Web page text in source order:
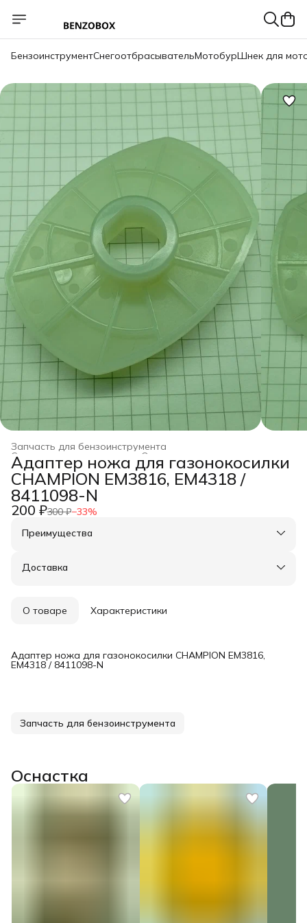
БензоинструментСнегоотбрасывательМотобурШнек для
Запчасть для бензоинструмента
Оснастка для инструмента
Строительство и ремонт
Главная ›
Адаптер ножа для газонокосилки
CHAMPION EM3816, EM4318 /
8411098-N
200 ₽300 ₽−33%
Преимущества
Оплата частями в Сплит
Удобный возврат
Доставка
О товаре Характеристики
Адаптер ножа для газонокосилки CHAMPION EM3816,
EM4318 / 8411098-N
Запчасть для бензоинструмента
Оснастка